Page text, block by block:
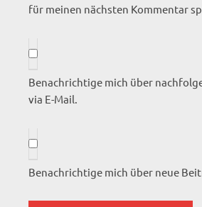
für meinen nächsten Kommentar
Benachrichtige mich über
via E-Mail.
Benachrichtige mich über neue